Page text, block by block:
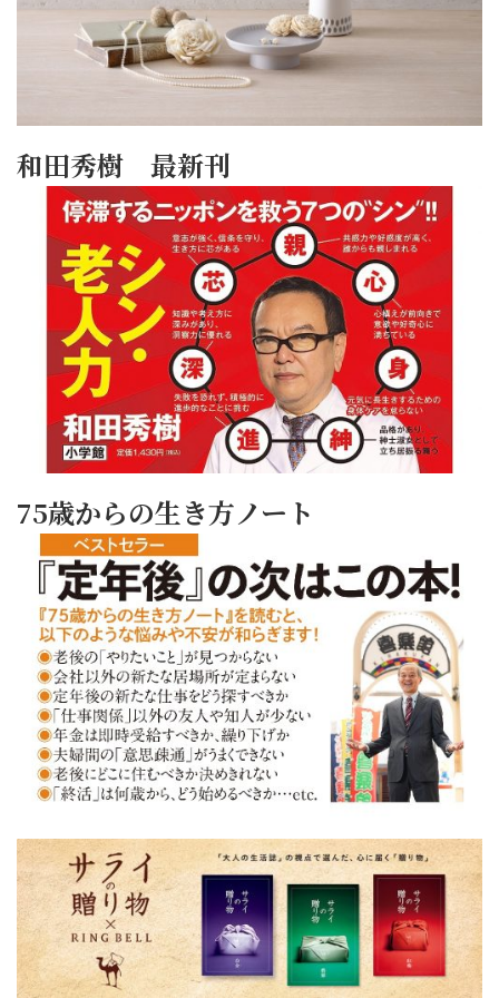
和田秀樹 最新刊
75歳からの生き方ノート